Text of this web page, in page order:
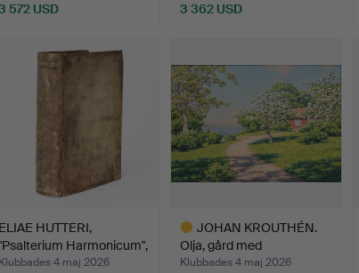
572 USD
3 362 USD
HUTTERI,
Harmonicum",
4 maj 2026
JOHAN KROUTHÉN.
Olja, gård med
blommande ä…
Klubbades 4 maj 2026